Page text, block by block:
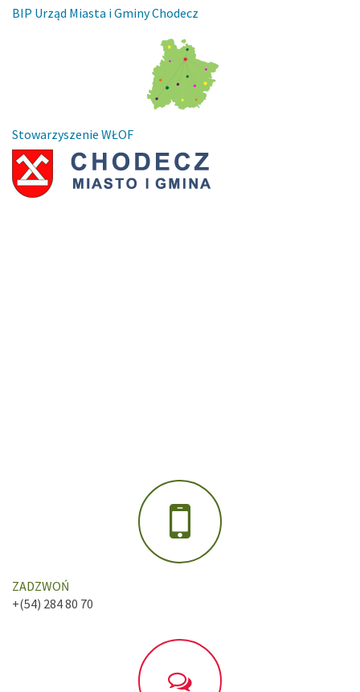
BIP Urząd Miasta i Gminy Chodecz
Stowarzyszenie WŁOF
ZADZWOŃ
+(54) 284 80 70